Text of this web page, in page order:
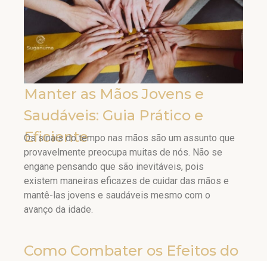
Manter as Mãos Jovens e
Saudáveis: Guia Prático e
Eficiente
Os sinais do tempo nas mãos são um assunto que
provavelmente preocupa muitas de nós. Não se
engane pensando que são inevitáveis, pois
existem maneiras eficazes de cuidar das mãos e
mantê-las jovens e saudáveis mesmo com o
avanço da idade.
Como Combater os Efeitos do